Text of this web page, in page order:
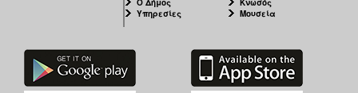
Ο Δήμος
Υπηρεσίες
Κνωσός
Μουσεία